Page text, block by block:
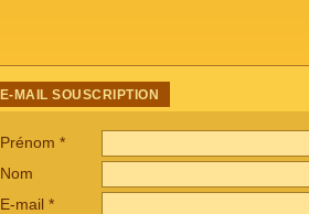
E-MAIL SOUSCRIPTION
Prénom *
Nom
E-mail *